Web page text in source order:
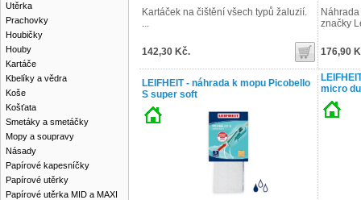
Utěrka
Prachovky
Houbičky
Houby
Kartáče
Kbelíky a vědra
Koše
Košťata
Smetáky a smetáčky
Mopy a soupravy
Násady
Papírové kapesníčky
Papírové utěrky
Papírové utěrka MID a MAXI
Kartáček na čištění všech typů žaluzií.
...
142,30 Kč.
značky
176,90
LEIFHEIT - náhrada k mopu Picobello
S super soft
micro